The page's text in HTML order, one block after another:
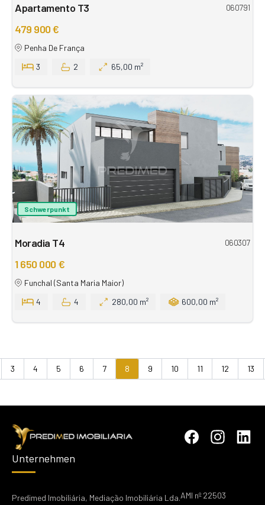
Apartamento T3 060791
479 900 €
Penha De França
3
2 65,00 m²
Schwerpunkt
Moradia T4 060307
1 650 000 €
Funchal (Santa Maria Maior)
4
4 280,00 m² 600,00 m²
3 4 5 6 7 8 9 10 11 12 13
Unternehmen
Predimed Imobiliária, Mediação Imobiliária Lda.AMI nº 22503